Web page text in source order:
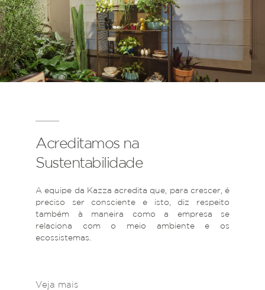
Acreditamos na
Sustentabilidade
A equipe da Kazza acredita que, para crescer, é
preciso ser consciente e isto, diz respeito
também à maneira como a empresa se
relaciona com o meio ambiente e os
ecossistemas.
Veja mais